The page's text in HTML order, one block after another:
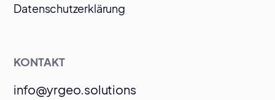
Datenschutzerklärung
KONTAKT
info@yrgeo.solutions